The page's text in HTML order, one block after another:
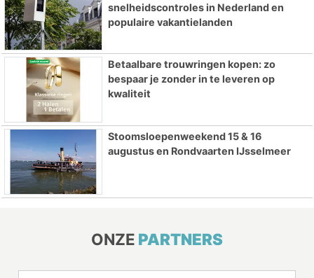
snelheidscontroles in Nederland en
populaire vakantielanden
Betaalbare trouwringen kopen: zo
bespaar je zonder in te leveren op
kwaliteit
Stoomsloepenweekend 15 & 16
augustus en Rondvaarten IJsselmeer
ONZE PARTNERS